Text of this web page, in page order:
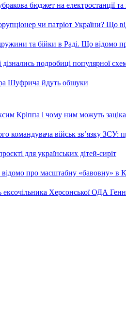
бюджет на електростанції та
чи патріот України? Що
та бійки в Раді. Що відомо
подробиці популярної
Шуфрича йдуть обшуки
Кріппа і чому ним можуть
командувача військ зв’язку ЗСУ:
для українських дітей-сиріт
відомо про масштабну «бавовну» в
Херсонської ОДА